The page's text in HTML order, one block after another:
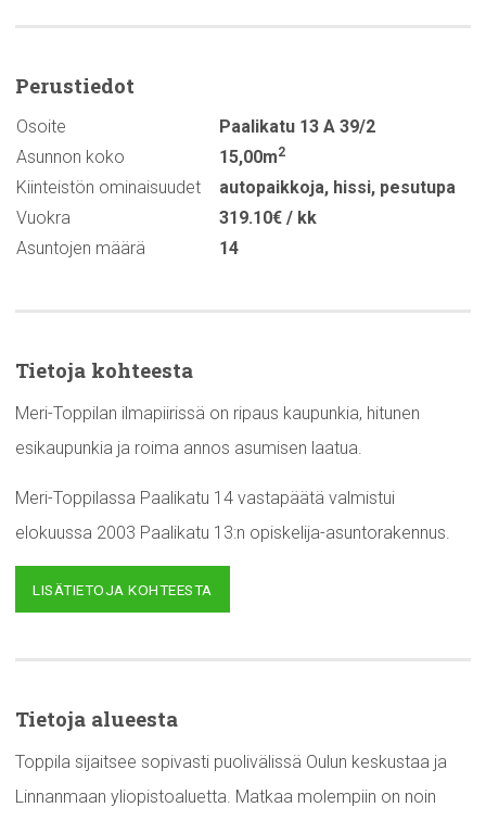
Perustiedot
Osoite
Paalikatu 13 A 39/2
Asunnon koko
15,00m2
Kiinteistön ominaisuudet autopaikkoja, hissi, pesutupa
Vuokra
319.10€ / kk
Asuntojen määrä
14
Tietoja kohteesta
Meri-Toppilan ilmapiirissä on ripaus kaupunkia, hitunen
esikaupunkia ja roima annos asumisen laatua.
Meri-Toppilassa Paalikatu 14 vastapäätä valmistui
elokuussa 2003 Paalikatu 13:n opiskelija-asuntorakennus.
LISÄTIETOJA KOHTEESTA
Tietoja alueesta
Toppila sijaitsee sopivasti puolivälissä Oulun keskustaa ja
Linnanmaan yliopistoaluetta. Matkaa molempiin on noin